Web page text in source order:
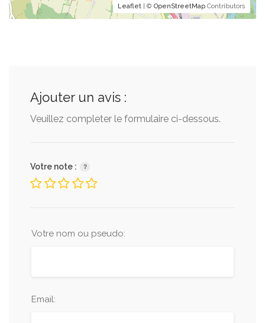
Leaflet | © OpenStreetMap Contributors
Ajouter un avis :
Veuillez completer le formulaire ci-dessous.
Votre note :
Votre nom ou pseudo:
Email: